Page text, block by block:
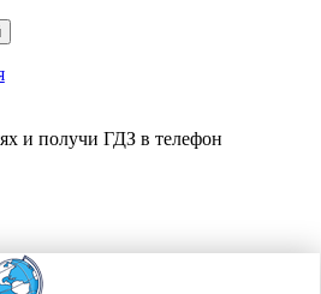
и получи ГДЗ в телефон